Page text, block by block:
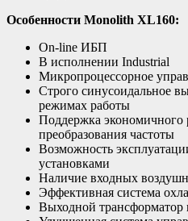
Особенности Monolith XL160:
On-line ИБП
В исполнении Industrial
Микропроцессорное
Строго синусоидальное
режимах работы
Поддержка
преобразования частоты
Возможность
установками
Наличие входных
Эффективная система
Выходной